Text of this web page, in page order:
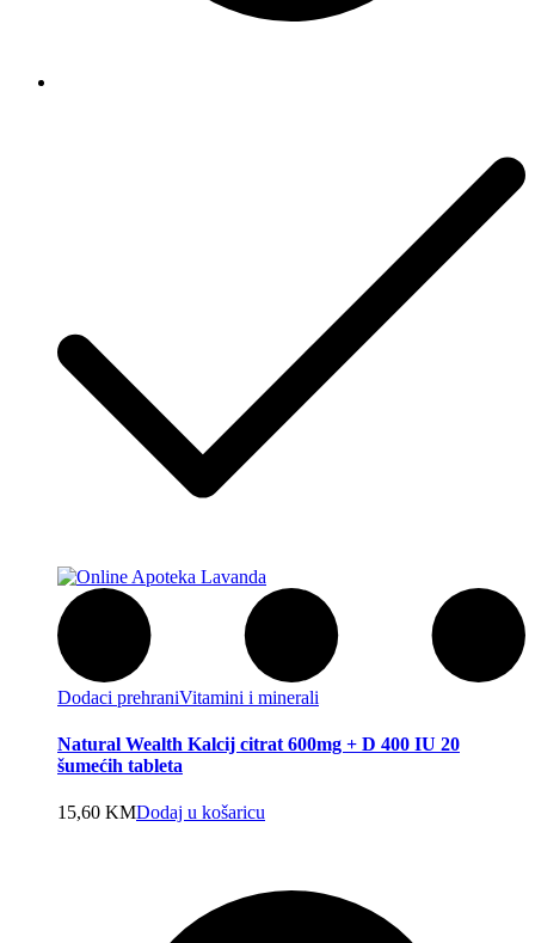
Dodaci prehraniVitamini i minerali
Natural Wealth Kalcij citrat 600mg + D 400 IU 20
šumećih tableta
15,60 KMDodaj u košaricu